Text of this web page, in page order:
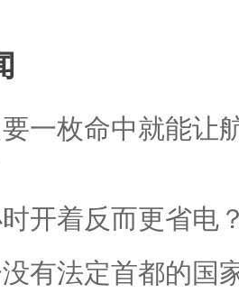
一枚命中就能让
开着反而更省电
有法定首都的国